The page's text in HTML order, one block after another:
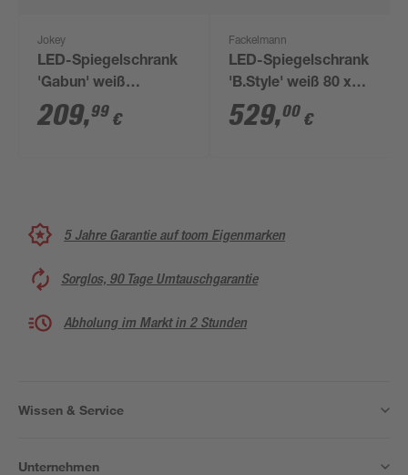
Jokey
LED-Spiegelschrank
'Gabun' weiß
Hochglanz 40 x 66,9 x
14,6 cm
209,99 €
Fackelmann
LED-Spiegelschrank
'B.Style' weiß 80 x
81,2 x 15,3 cm
529,00 €
5 Jahre Garantie auf toom Eigenmarken
Sorglos, 90 Tage Umtauschgarantie
Abholung im Markt in 2 Stunden
Wissen & Service
Unternehmen